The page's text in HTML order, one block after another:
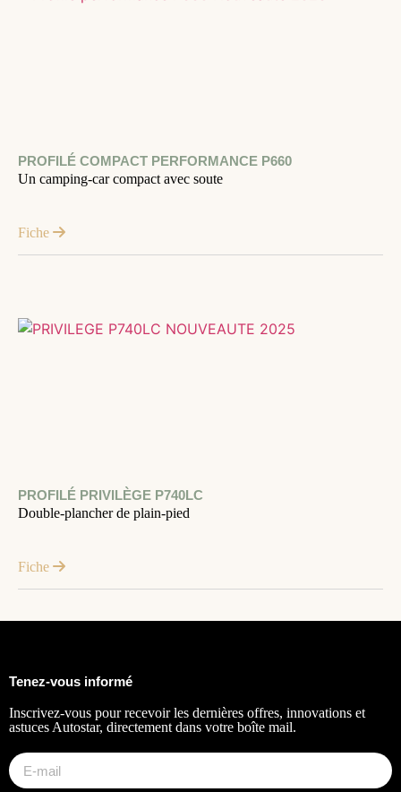
PROFILÉ COMPACT PERFORMANCE P660
Un camping-car compact avec soute
Fiche
PROFILÉ PRIVILÈGE P740LC
Double-plancher de plain-pied
Fiche
Tenez-vous informé
Inscrivez-vous pour recevoir les dernières offres, innovations et
astuces Autostar, directement dans votre boîte mail.